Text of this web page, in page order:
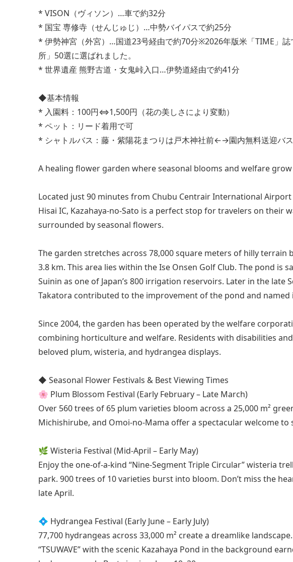
* VISON（ヴィソン）…車で約32分
* 国宝 専修寺（せんじゅじ）…中勢バイパスで約25分
* 伊勢神宮（外宮）…国道23号経由で約70分※2026年版米「TIME」
所」50選に選ばれました。
* 世界遺産 熊野古道・女鬼峠入口…伊勢道経由で約41分
◆基本情報
* 入園料：100円⇔1,500円（花の美しさにより変動）
* ペット：リード着用で可
* シャトルバス：藤・紫陽花まつりは戸木神社前←→園内無料送迎バ
A healing flower garden where seasonal blooms and welfare
Located just 90 minutes from Chubu Centrair International
Hisai IC, Kazahaya-no-Sato is a perfect stop for travelers on their
surrounded by seasonal flowers.
The garden stretches across 78,000 square meters of hilly terrain
3.8 km. This area lies within the Ise Onsen Golf Club. The pond is
Suinin as one of Japan’s 800 irrigation reservoirs. Later in the
Takatora contributed to the improvement of the pond and named
Since 2004, the garden has been operated by the welfare
combining horticulture and welfare. Residents with disabilities
beloved plum, wisteria, and hydrangea displays.
◆ Seasonal Flower Festivals & Best Viewing Times
🌸 Plum Blossom Festival (Early February – Late March)
Over 560 trees of 65 plum varieties bloom across a 25,000 m²
Michishirube, and Omoi-no-Mama offer a spectacular welcome to
🌿 Wisteria Festival (Mid-April – Early May)
Enjoy the one-of-a-kind “Nine-Segment Triple Circular” wisteria
park. 900 trees of 10 varieties burst into bloom. Don’t miss the
late April.
💠 Hydrangea Festival (Early June – Early July)
77,700 hydrangeas across 33,000 m² create a dreamlike
“TSUWAVE” with the scenic Kazahaya Pond in the background